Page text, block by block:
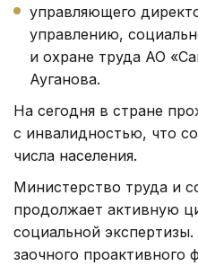
управляющего
управлению,
и охране труда АО
Ауганова.
На сегодня в стране
с инвалидностью, что
числа населения.
Министерство труда и
продолжает активную
социальной
заочного проактивного